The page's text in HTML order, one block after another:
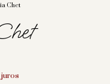
Chet